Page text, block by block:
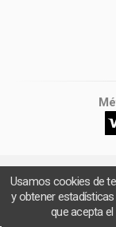
Usamos cookies de
y obtener
que acepta